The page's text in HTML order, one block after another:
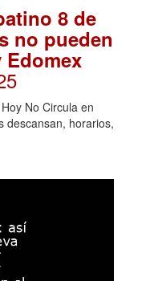
8 de
no pueden
Edomex
No Circula en
descansan, horarios,